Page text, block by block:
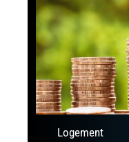
Logement